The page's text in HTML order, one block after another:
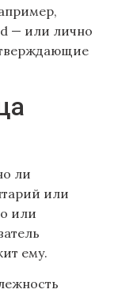
— или лично
ли
или
или
ему.